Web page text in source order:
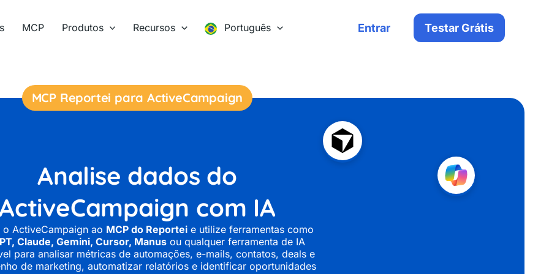
MCP Produtos Recursos Português Entrar Testar Grátis
MCP Reportei para ActiveCampaign
Analise dados do
com IA
o ActiveCampaign ao MCP do Reporteie utilize ferramentas como
Claude, Gemini, Cursor, Manus ou qualquer ferramenta de IA
para analisar métricas de automações, e-mails, contatos, deals e
de marketing, automatizar relatórios e identificar oportunidades